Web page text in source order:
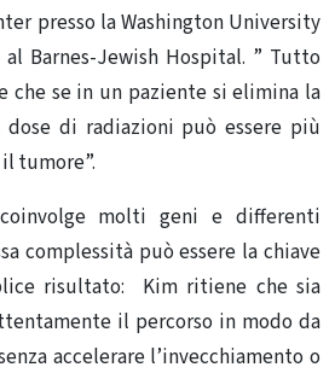
presso la Washington University
Barnes-Jewish Hospital. ” Tutto
che se in un paziente si elimina la
dose di radiazioni può essere più
tumore”.
molti geni e differenti
complessità può essere la chiave
risultato: Kim ritiene che sia
il percorso in modo da
accelerare l’invecchiamento o